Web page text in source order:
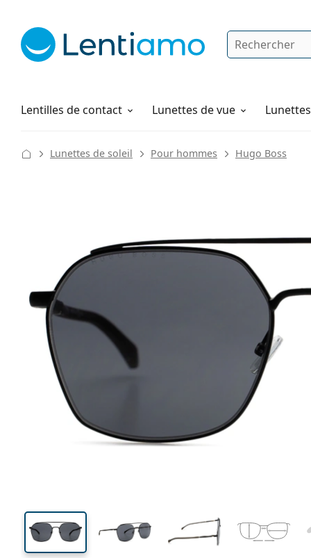
Rechercher
Lentilles de contact
Produits d'entretien Lunettes de vue
Comment commander
Lunettes de soleil Pour hommes Hugo Boss
50 mm
Hauteur des verres Largeur des verres
Largeur
des verres